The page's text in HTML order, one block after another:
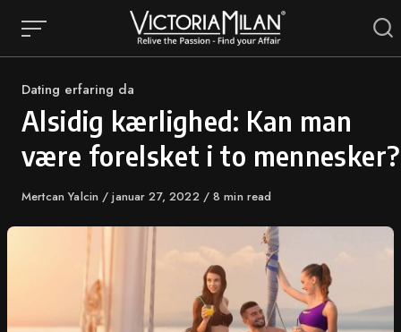
content
Category
Dating erfaring da
Alsidig kærlighed: Kan man
være forelsket i to mennesker?
Author
Mertcan Yalcin
Published
januar 27, 2022 8 min read